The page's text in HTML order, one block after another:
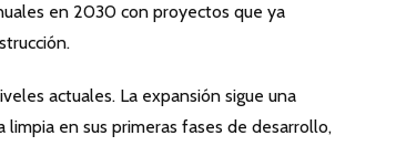
en 2030 con proyectos que ya
actuales. La expansión sigue una
en sus primeras fases de desarrollo,